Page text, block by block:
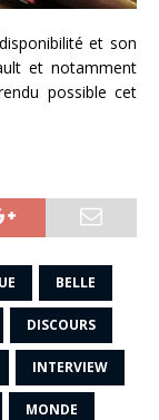
et son
et notamment
possible cet
BELLE
DISCOURS
INTERVIEW
MONDE